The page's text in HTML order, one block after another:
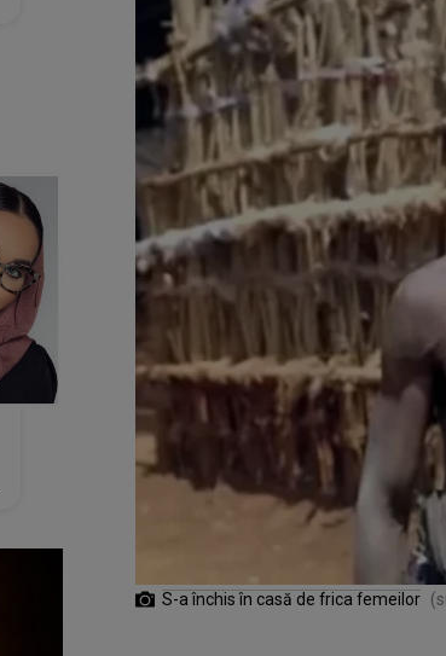
S-a închis în casă de frica femeilor